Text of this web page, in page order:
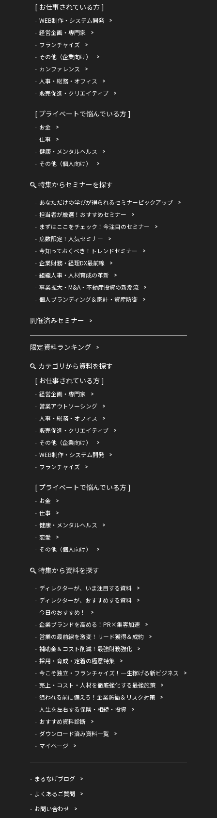
[ お仕事されている方 ]
WEB制作・システム開発
経営企画・専門家
フランチャイズ
その他（企業向け）
カンファレンス
人事・総務・オフィス
販売促進・クリエイティブ
[ プライベートで悩んでいる方 ]
お金
仕事
健康・メンタルヘルス
その他（個人向け）
特集からセミナーを探す
あなただけの学びが得られるセミナーピックアップ
担当者が厳選！おすすめセミナー
まずはここをチェック！今注目のセミナー
席数限定！人気セミナー
今知っておくべき！トレンドセミナー
企業財務・経理DX最前線
組織人事・人材育成の革新
事業拡大・M&A・不動産投資の新潮流
個人ブランディング＆家計・資産防衛
開催済みセミナー
限定資料ランキング
カテゴリから資料を探す
[ お仕事されている方 ]
経営企画・専門家
営業アウトソーシング
人事・総務・オフィス
販売促進・クリエイティブ
その他（企業向け）
WEB制作・システム開発
フランチャイズ
[ プライベートで悩んでいる方 ]
お金
仕事
健康・メンタルヘルス
恋愛
その他（個人向け）
特集から資料を探す
ディレクターが、いま注目する資料
ディレクターが、おすすめする資料
今日のおすすめ！
企業ブランドを高める！PR×集客加速
営業の最前線を激変！リード獲得＆成約
補助金＆コスト削減！最強財務強化
採用・育成・定着の極意特集
今こそ独立・フランチャイズ！一生稼げる新ビジネス
売上・コスト・人材を徹底強化する最強施策
狙われる前に備えろ！企業防衛＆リスク対策
人生を左右する保険・相続・投資
おすすめ資料診断
ダウンロード済み資料一覧
マイページ
まるなげブログ
よくあるご質問
お問い合わせ